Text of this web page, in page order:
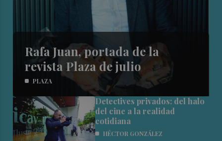
Rafa Juan, portada de la
revista Plaza de julio
PLAZA
Detectives privados: del halo
del cine a la realidad
cotidiana
HÉCTOR GONZÁLEZ